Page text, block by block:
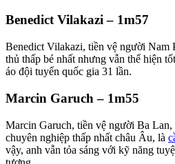
Benedict Vilakazi – 1m57
Benedict Vilakazi, tiền vệ người Nam
thủ thấp bé nhất nhưng vẫn thể hiện
áo đội tuyển quốc gia 31 lần.
Marcin Garuch – 1m55
Marcin Garuch, tiền vệ người Ba Lan,
chuyên nghiệp thấp nhất châu Âu, là
vậy, anh vẫn tỏa sáng với kỹ năng